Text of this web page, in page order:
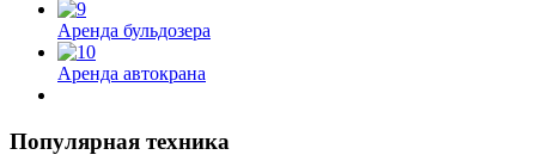
Аренда бульдозера
Аренда автокрана
Популярная техника